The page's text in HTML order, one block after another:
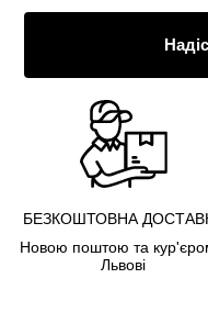
БЕЗКОШТОВНА
Новою поштою та
Львові